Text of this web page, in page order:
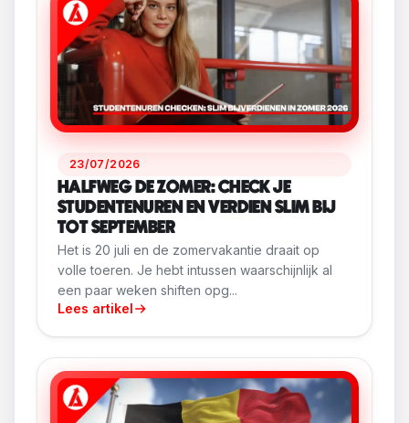
23/07/2026
HALFWEG DE ZOMER: CHECK JE
STUDENTENUREN EN VERDIEN SLIM BIJ
TOT SEPTEMBER
Het is 20 juli en de zomervakantie draait op
volle toeren. Je hebt intussen waarschijnlijk al
een paar weken shiften opg...
Lees artikel